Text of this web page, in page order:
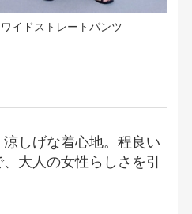
イドストレートパンツ
しげな着心地。程良い
大人の女性らしさを引